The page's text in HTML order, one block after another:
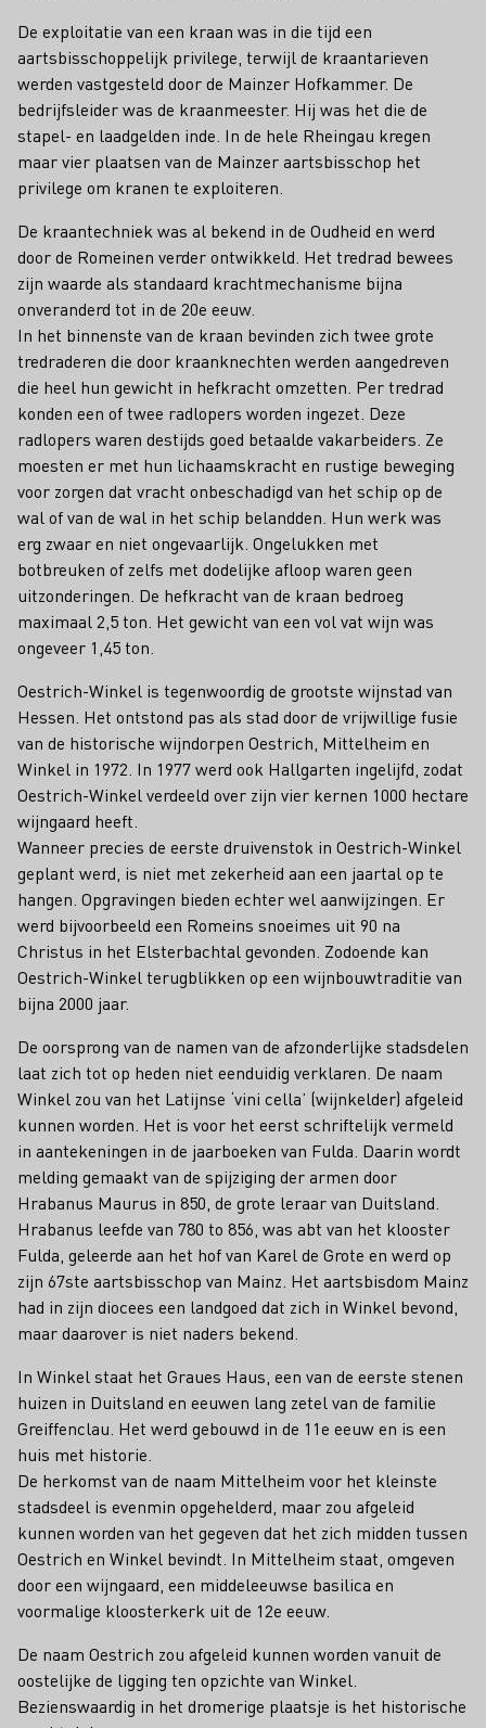
De exploitatie van een kraan was in die tijd een
aartsbisschoppelijk privilege, terwijl de kraantarieven
werden vastgesteld door de Mainzer Hofkammer. De
bedrijfsleider was de kraanmeester. Hij was het die de
stapel- en laadgelden inde. In de hele Rheingau kregen
maar vier plaatsen van de Mainzer aartsbisschop het
privilege om kranen te exploiteren.
De kraantechniek was al bekend in de Oudheid en werd
door de Romeinen verder ontwikkeld. Het tredrad bewees
zijn waarde als standaard krachtmechanisme bijna
onveranderd tot in de 20e eeuw.
In het binnenste van de kraan bevinden zich twee grote
tredraderen die door kraanknechten werden aangedreven
die heel hun gewicht in hefkracht omzetten. Per tredrad
konden een of twee radlopers worden ingezet. Deze
radlopers waren destijds goed betaalde vakarbeiders. Ze
moesten er met hun lichaamskracht en rustige beweging
voor zorgen dat vracht onbeschadigd van het schip op de
wal of van de wal in het schip belandden. Hun werk was
erg zwaar en niet ongevaarlijk. Ongelukken met
botbreuken of zelfs met dodelijke afloop waren geen
uitzonderingen. De hefkracht van de kraan bedroeg
maximaal 2,5 ton. Het gewicht van een vol vat wijn was
ongeveer 1,45 ton.
Oestrich-Winkel is tegenwoordig de grootste wijnstad van
Hessen. Het ontstond pas als stad door de vrijwillige fusie
van de historische wijndorpen Oestrich, Mittelheim en
Winkel in 1972. In 1977 werd ook Hallgarten ingelijfd, zodat
Oestrich-Winkel verdeeld over zijn vier kernen 1000 hectare
wijngaard heeft.
Wanneer precies de eerste druivenstok in Oestrich-Winkel
geplant werd, is niet met zekerheid aan een jaartal op te
hangen. Opgravingen bieden echter wel aanwijzingen. Er
werd bijvoorbeeld een Romeins snoeimes uit 90 na
Christus in het Elsterbachtal gevonden. Zodoende kan
Oestrich-Winkel terugblikken op een wijnbouwtraditie van
bijna 2000 jaar.
De oorsprong van de namen van de afzonderlijke stadsdelen
laat zich tot op heden niet eenduidig verklaren. De naam
Winkel zou van het Latijnse ‘vini cella’ (wijnkelder) afgeleid
kunnen worden. Het is voor het eerst schriftelijk vermeld
in aantekeningen in de jaarboeken van Fulda. Daarin wordt
melding gemaakt van de spijziging der armen door
Hrabanus Maurus in 850, de grote leraar van Duitsland.
Hrabanus leefde van 780 to 856, was abt van het klooster
Fulda, geleerde aan het hof van Karel de Grote en werd op
zijn 67ste aartsbisschop van Mainz. Het aartsbisdom Mainz
had in zijn diocees een landgoed dat zich in Winkel bevond,
maar daarover is niet naders bekend.
In Winkel staat het Graues Haus, een van de eerste stenen
huizen in Duitsland en eeuwen lang zetel van de familie
Greiffenclau. Het werd gebouwd in de 11e eeuw en is een
huis met historie.
De herkomst van de naam Mittelheim voor het kleinste
stadsdeel is evenmin opgehelderd, maar zou afgeleid
kunnen worden van het gegeven dat het zich midden tussen
Oestrich en Winkel bevindt. In Mittelheim staat, omgeven
door een wijngaard, een middeleeuwse basilica en
voormalige kloosterkerk uit de 12e eeuw.
De naam Oestrich zou afgeleid kunnen worden vanuit de
oostelijke de ligging ten opzichte van Winkel.
Bezienswaardig in het dromerige plaatsje is het historische